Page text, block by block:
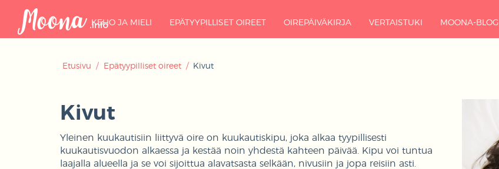
KEHO JA MIELI EPÄTYYPILLISET OIREET OIREPÄIVÄKIRJA VERTAISTUKI MOONA-BLOGI
Etusivu / Epätyypilliset oireet / Kivut
Kivut
Yleinen kuukautisiin liittyvä oire on kuukautiskipu, joka alkaa tyypillisesti
kuukautisvuodon alkaessa ja kestää noin yhdestä kahteen päivää. Kipu voi tuntua
laajalla alueella ja se voi sijoittua alavatsasta selkään, nivusiin ja jopa reisiin asti.